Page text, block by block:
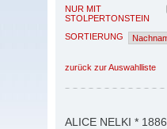
NUR MIT
STOLPERTONSTEIN
SORTIERUNG
zurück zur Auswahlliste
ALICE NELKI * 1886